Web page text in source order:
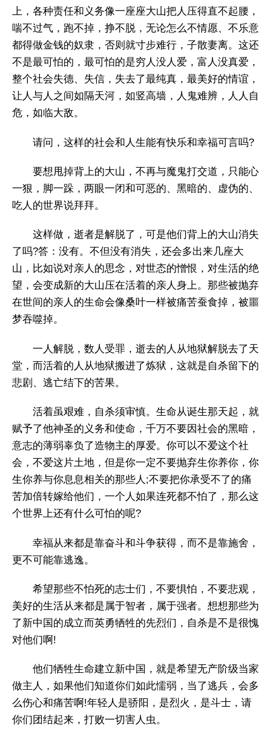
上，各种责任和义务像一座座大山把人压得直不起腰，
喘不过气，跑不掉，挣不脱，无论怎么不情愿、不乐意
都得做金钱的奴隶，否则就寸步难行，子散妻离。这还
不是最可怕的，最可怕的是穷人没人爱，富人没真爱，
整个社会失德、失信，失去了最纯真，最美好的情谊，
让人与人之间如隔天河，如竖高墙，人鬼难辨，人人自
危，如临大敌。
请问，这样的社会和人生能有快乐和幸福可言吗?
要想甩掉背上的大山，不再与魔鬼打交道，只能心
一狠，脚一跺，两眼一闭和可恶的、黑暗的、虚伪的、
吃人的世界说拜拜。
这样做，逝者是解脱了，可是他们背上的大山消失
了吗?答：没有。不但没有消失，还会多出来几座大
山，比如说对亲人的思念，对世态的憎恨，对生活的绝
望，会变成新的大山压在活着的亲人身上。那些被抛弃
在世间的亲人的生命会像桑叶一样被痛苦蚕食掉，被噩
梦吞噬掉。
一人解脱，数人受罪，逝去的人从地狱解脱去了天
堂，而活着的人从地狱搬进了炼狱，这就是自杀留下的
悲剧、逃亡结下的苦果。
活着虽艰难，自杀须审慎。生命从诞生那天起，就
赋予了他神圣的义务和使命，千万不要因社会的黑暗，
意志的薄弱辜负了造物主的厚爱。你可以不爱这个社
会，不爱这片土地，但是你一定不要抛弃生你养你，你
生你养与你息息相关的那些人;不要把你承受不了的痛
苦加倍转嫁给他们，一个人如果连死都不怕了，那么这
个世界上还有什么可怕的呢?
幸福从来都是靠奋斗和斗争获得，而不是靠施舍，
更不可能靠逃逸。
希望那些不怕死的志士们，不要惧怕，不要悲观，
美好的生活从来都是属于智者，属于强者。想想那些为
了新中国的成立而英勇牺牲的先烈们，自杀是不是很愧
对他们啊!
他们牺牲生命建立新中国，就是希望无产阶级当家
做主人，如果他们知道你们如此懦弱，当了逃兵，会多
么伤心和痛苦啊!年轻人是骄阳，是烈火，是斗士，请
你们团结起来，打败一切害人虫。